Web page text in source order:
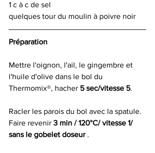
1 c à c de sel
quelques tour du moulin à poivre noir
Préparation
Mettre l'oignon, l'ail, le gingembre et
l'huile d'olive dans le bol du
Thermomix®, hacher 5 sec/vitesse 5.
Racler les parois du bol avec la spatule.
Faire revenir 3 min / 120°C/ vitesse 1/
sans le gobelet doseur .